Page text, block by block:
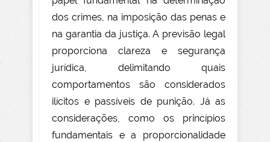
dos crimes, na imposição das penas e
na garantia da justiça. A previsão legal
proporciona clareza e segurança
jurídica, delimitando quais
comportamentos são considerados
ilícitos e passíveis de punição. Já as
considerações, como os princípios
fundamentais e a proporcionalidade